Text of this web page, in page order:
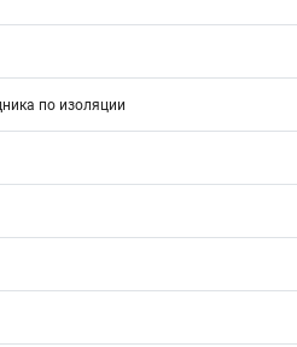
по изоляции